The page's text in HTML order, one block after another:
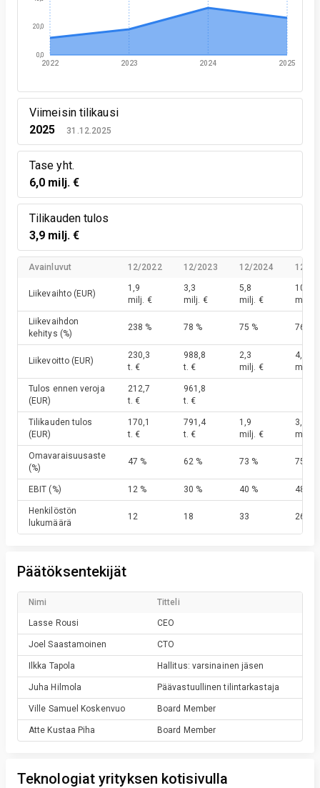
2022 2023 2024 2025
0,0
20,0
Viimeisin tilikausi
2025
31.12.2025
Tase yht.
6,0 milj. €
Tilikauden tulos
3,9 milj. €
Avainluvut 12/2022 12/2023 12/2024 12/
Liikevaihto (EUR)
1,9
milj. €
3,3
milj. €
5,8
milj. €
10,1
milj. €
Liikevaihdon
kehitys (%)
238 % 78 % 75 % 76 %
Liikevoitto (EUR)
230,3
t. €
988,8
t. €
2,3
milj. €
4,9
milj. €
Tulos ennen veroja
(EUR)
212,7
t. €
961,8
t. €
Tilikauden tulos
(EUR)
170,1
t. €
791,4
t. €
1,9
milj. €
3,9
milj. €
Omavaraisuusaste
(%)
47 % 62 % 73 % 75 %
EBIT (%) 12 % 30 % 40 % 48 %
Henkilöstön
lukumäärä
12 18 33 26
Päätöksentekijät
Nimi Titteli
Lasse Rousi CEO
Joel Saastamoinen CTO
Ilkka Tapola Hallitus: varsinainen jäsen
Juha Hilmola Päävastuullinen tilintarkastaja
Ville Samuel Koskenvuo Board Member
Atte Kustaa Piha Board Member
Teknologiat yrityksen kotisivulla